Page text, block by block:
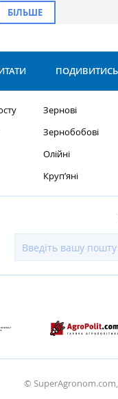
БІЛЬШЕ
ПОДИВИТИСЬ
Зернові
Зернобобові
Олійні
Круп’яні
© SuperAgronom.com,